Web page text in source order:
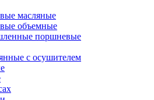
масляные
объемные
поршневые
с осушителем